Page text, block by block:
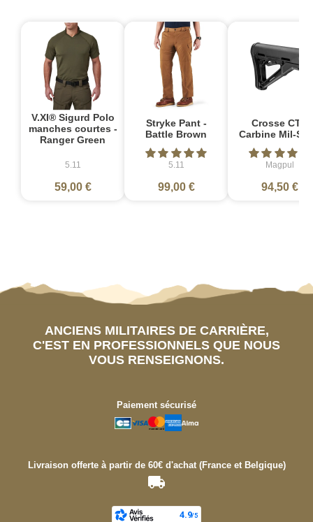
V.XI® Sigurd Polo
manches courtes -
Ranger Green
5.11
59,00 €
Stryke Pant -
Battle Brown
5.11
99,00 €
Crosse CTR
Carbine Mil-
Magpul
94,50 €
ANCIENS MILITAIRES DE CARRIÈRE,
C'EST EN PROFESSIONNELS QUE NOUS
VOUS RENSEIGNONS.
Paiement sécurisé
Livraison offerte à partir de 60€ d'achat (France et Belgique)